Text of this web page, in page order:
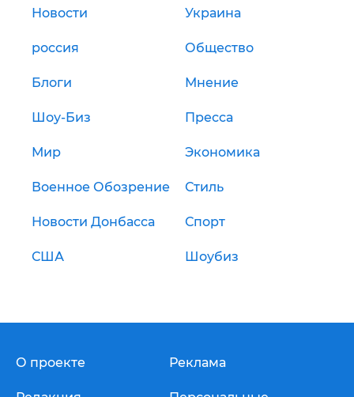
Новости Украина
россия Общество
Блоги Мнение
Шоу-Биз Пресса
Мир Экономика
Военное Обозрение Стиль
Новости Донбасса Спорт
США Шоубиз
О проекте Реклама